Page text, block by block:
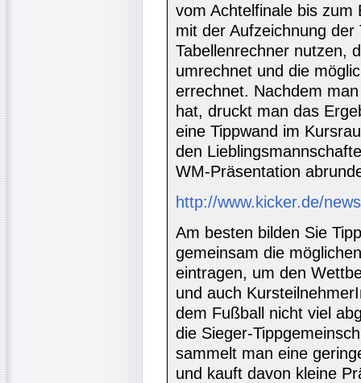
vom Achtelfinale bis zum
mit der Aufzeichnung
Tabellenrechner nutzen,
umrechnet und die
errechnet. Nachdem
hat, druckt man das
eine Tippwand im
den
WM-Präsentation
http://www.kicker.de/
Am besten bilden Sie
gemeinsam die
eintragen, um den
und auch
dem Fußball nicht viel
die Sieger-
sammelt man eine
und kauft davon kleine